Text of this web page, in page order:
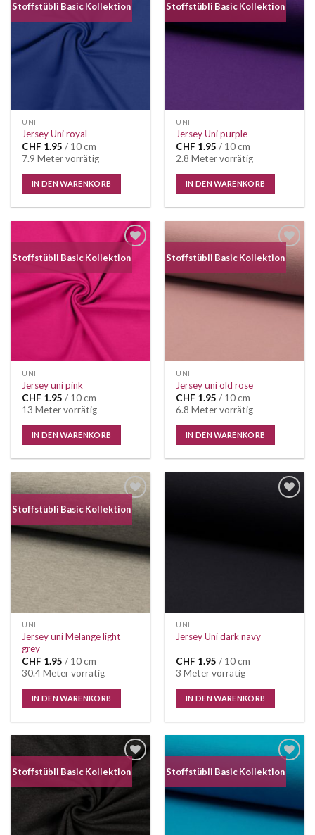
Stoffstübli Basic Kollektion
Auf die
UNI
Jersey Uni royal
CHF 1.95 / 10 cm
7.9 Meter vorrätig
IN DEN WARENKORB
Stoffstübli Basic Kollektion
Auf die
UNI
Jersey Uni purple
CHF 1.95 / 10 cm
2.8 Meter vorrätig
IN DEN WARENKORB
Stoffstübli Basic Kollektion
Auf die
Wunschliste
UNI
Jersey uni pink
CHF 1.95 / 10 cm
13 Meter vorrätig
IN DEN WARENKORB
Stoffstübli Basic Kollektion
Auf die
UNI
Jersey uni old rose
CHF 1.95 / 10 cm
6.8 Meter vorrätig
IN DEN WARENKORB
Stoffstübli Basic Kollektion
Auf die
UNI
Jersey uni Melange light
grey
CHF 1.95 / 10 cm
30.4 Meter vorrätig
IN DEN WARENKORB
UNI
Jersey Uni dark navy
CHF 1.95 / 10 cm
3 Meter vorrätig
IN DEN WARENKORB
Stoffstübli Basic Kollektion
Auf die
Stoffstübli Basic Kollektion
Auf die